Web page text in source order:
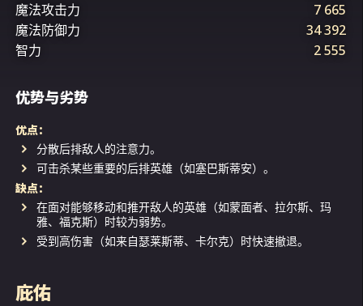
魔法攻击力
7 665
魔法防御力
34 392
智力
2 555
优势与劣势
优点：
分散后排敌人的注意力。
可击杀某些重要的后排英雄（如塞巴斯蒂安）。
缺点：
在面对能够移动和推开敌人的英雄（如蒙面者、拉尔斯、玛
雅、福克斯）时较为弱势。
受到高伤害（如来自瑟莱斯蒂、卡尔克）时快速撤退。
庇佑